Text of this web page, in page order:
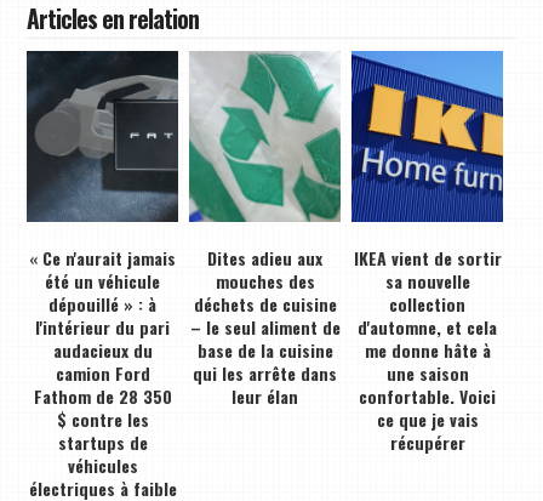
Articles en relation
« Ce n'aurait jamais
été un véhicule
dépouillé » : à
l'intérieur du pari
audacieux du
camion Ford
Fathom de 28 350
$ contre les
startups de
véhicules
électriques à faible
Dites adieu aux
mouches des
déchets de cuisine
– le seul aliment de
base de la cuisine
qui les arrête dans
leur élan
IKEA vient de sortir
sa nouvelle
collection
d'automne, et cela
me donne hâte à
une saison
confortable. Voici
ce que je vais
récupérer